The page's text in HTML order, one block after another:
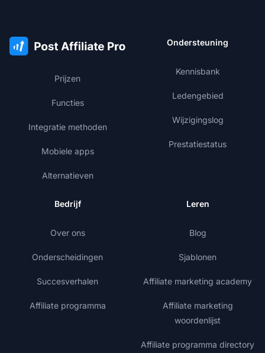
Prijzen
Functies
Integratie methoden
Mobiele apps
Alternatieven
Ondersteuning
Kennisbank
Ledengebied
Wijzigingslog
Prestatiestatus
Bedrijf
Over ons
Onderscheidingen
Succesverhalen
Affiliate programma
Leren
Blog
Sjablonen
Affiliate marketing academy
Affiliate marketing
woordenlijst
Affiliate programma directory